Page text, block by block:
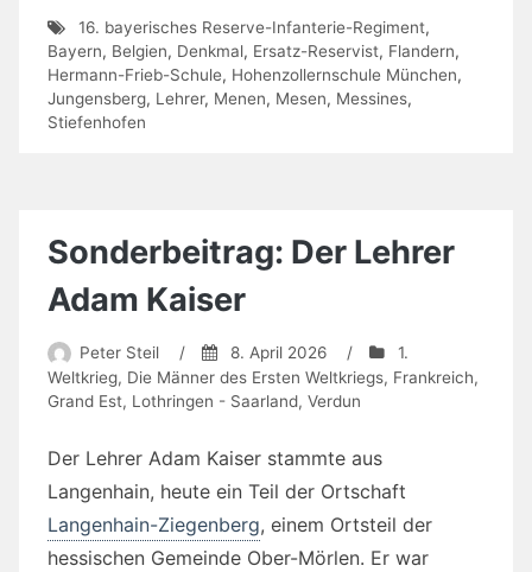
16. bayerisches Reserve-Infanterie-Regiment,
Bayern, Belgien, Denkmal, Ersatz-Reservist, Flandern,
Hermann-Frieb-Schule, Hohenzollernschule München,
Jungensberg, Lehrer, Menen, Mesen, Messines,
Stiefenhofen
Sonderbeitrag: Der Lehrer
Adam Kaiser
Peter Steil / 8. April 2026 /
1.
Weltkrieg, Die Männer des Ersten Weltkriegs, Frankreich,
Grand Est, Lothringen - Saarland, Verdun
Der Lehrer Adam Kaiser stammte aus
Langenhain, heute ein Teil der Ortschaft
Langenhain-Ziegenberg, einem Ortsteil der
hessischen Gemeinde Ober-Mörlen. Er war